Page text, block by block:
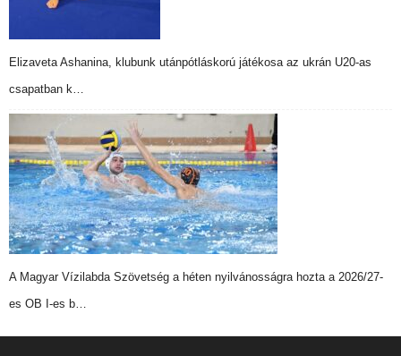
Elizaveta Ashanina, klubunk utánpótláskorú játékosa az ukrán U20-as
csapatban k…
A Magyar Vízilabda Szövetség a héten nyilvánosságra hozta a 2026/27-
es OB I-es b…